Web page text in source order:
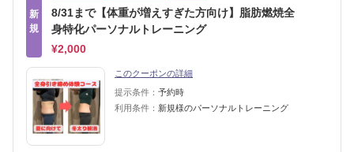
新
規
8/31まで【体重が増えすぎた方向け】脂肪燃焼全
身特化パーソナルトレーニング
¥2,000
このクーポンの詳細
提示条件： 予約時
利用条件： 新規様のパーソナルトレーニング